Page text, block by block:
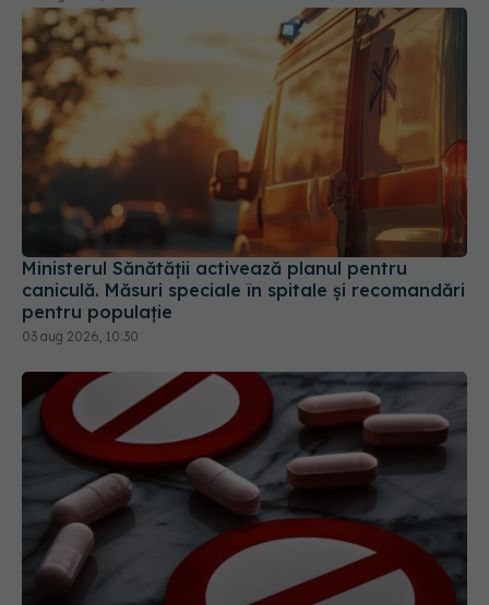
Ministerul Sănătății activează planul pentru
caniculă. Măsuri speciale în spitale și recomandări
pentru populație
03 aug 2026, 10:30
Colebil și Panzcebil, blocate temporar în farmacii.
ANMDMR explică de ce a luat măsura
06 aug 2026, 16:37